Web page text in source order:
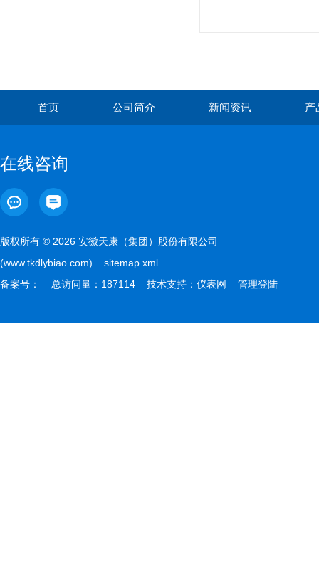
首页 公司简介 新闻资讯 产
在线咨询
版权所有 © 2026 安徽天康（集团）股份有限公司
(www.tkdlybiao.com) sitemap.xml
备案号：
总访问量：187114 技术支持： 仪表网 管理登陆